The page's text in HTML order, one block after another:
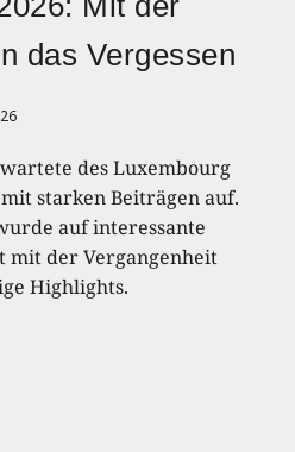
das Vergessen
des Luxembourg
starken Beiträgen auf.
auf interessante
mit der Vergangenheit
Highlights.